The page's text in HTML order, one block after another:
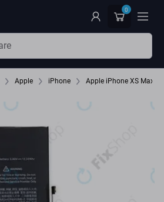
0
Apple iPhone Apple iPhone XS Max